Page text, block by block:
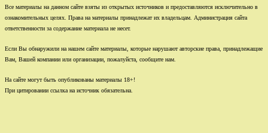
Все материалы на данном сайте взяты из открытых источников и предоставляются исключительно в
ознакомительных целях. Права на материалы принадлежат их владельцам. Администрация сайта
ответственности за содержание материала не несет.
Если Вы обнаружили на нашем сайте материалы, которые нарушают авторские права, принадлежащие
Вам, Вашей компании или организации, пожалуйста, сообщите нам.
На сайте могут быть опубликованы материалы 18+!
При цитировании ссылка на источник обязательна.